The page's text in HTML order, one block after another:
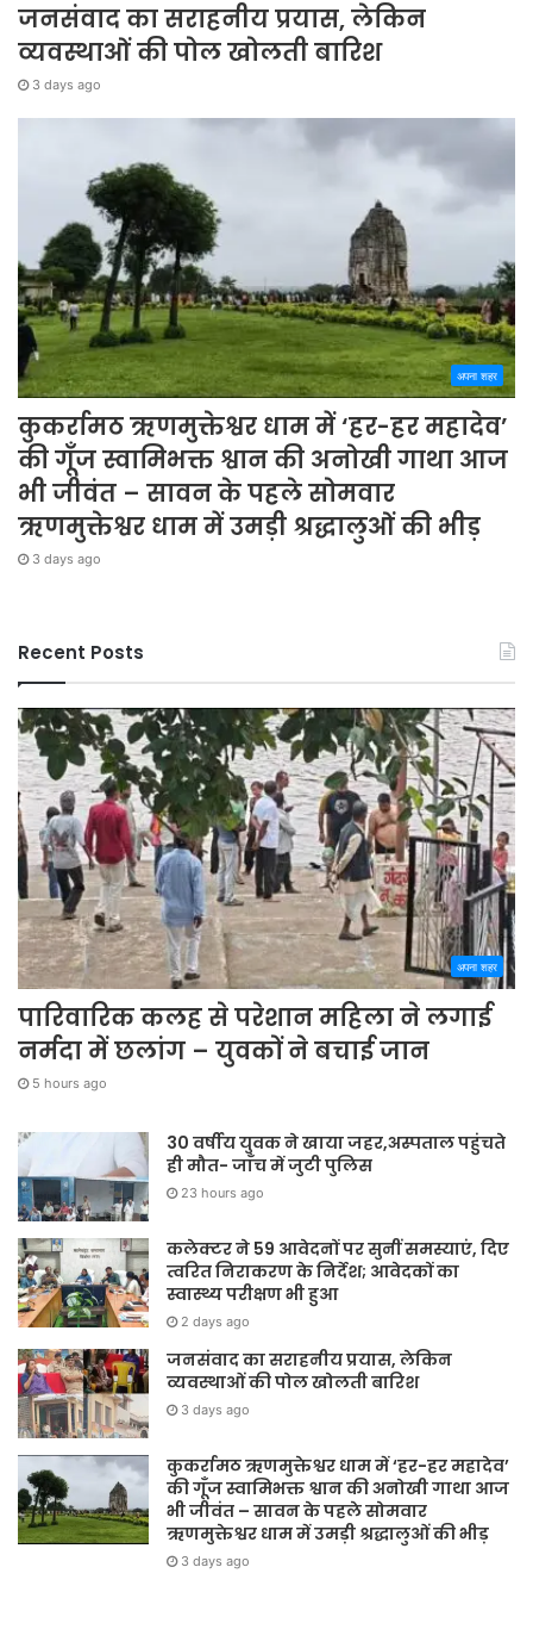
जनसंवाद का सराहनीय प्रयास, लेकिन
व्यवस्थाओं की पोल खोलती बारिश
3 days ago
अपना शहर
कुकर्रामठ ऋणमुक्तेश्वर धाम में ‘हर-हर महादेव’
की गूँज स्वामिभक्त श्वान की अनोखी गाथा आज
भी जीवंत – सावन के पहले सोमवार
ऋणमुक्तेश्वर धाम में उमड़ी श्रद्धालुओं की भीड़
3 days ago
Recent Posts
अपना शहर
पारिवारिक कलह से परेशान महिला ने लगाई
नर्मदा में छलांग – युवकों ने बचाई जान
5 hours ago
30 वर्षीय युवक ने खाया जहर,अस्पताल पहुंचते
ही मौत- जाँच में जुटी पुलिस
23 hours ago
कलेक्टर ने 59 आवेदनों पर सुनीं समस्याएं, दिए
त्वरित निराकरण के निर्देश; आवेदकों का
स्वास्थ्य परीक्षण भी हुआ
2 days ago
जनसंवाद का सराहनीय प्रयास, लेकिन
व्यवस्थाओं की पोल खोलती बारिश
3 days ago
कुकर्रामठ ऋणमुक्तेश्वर धाम में ‘हर-हर महादेव’
की गूँज स्वामिभक्त श्वान की अनोखी गाथा आज
भी जीवंत – सावन के पहले सोमवार
ऋणमुक्तेश्वर धाम में उमड़ी श्रद्धालुओं की भीड़
3 days ago